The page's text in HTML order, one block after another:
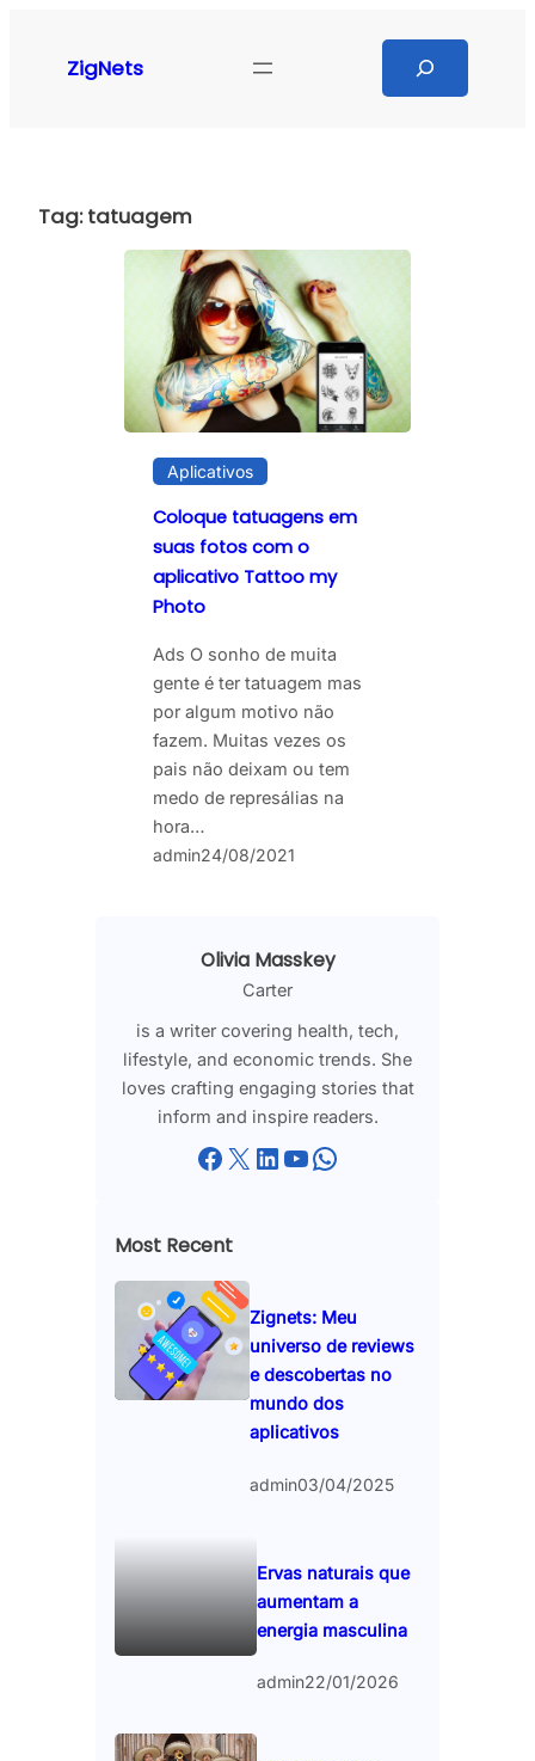
ZigNets
Tag:tatuagem
Aplicativos
Coloque tatuagens em
suas fotos com o
aplicativo Tattoo my
Photo
Ads O sonho de muita
gente é ter tatuagem mas
por algum motivo não
fazem. Muitas vezes os
pais não deixam ou tem
medo de represálias na
hora…
admin24/08/2021
Olivia Masskey
Carter
is a writer covering health, tech,
lifestyle, and economic trends. She
loves crafting engaging stories that
inform and inspire readers.
Facebook X LinkedIn YouTube WhatsApp
Most Recent
Zignets: Meu
universo de reviews
e descobertas no
mundo dos
aplicativos
admin03/04/2025
Ervas naturais que
aumentam a
energia masculina
admin22/01/2026